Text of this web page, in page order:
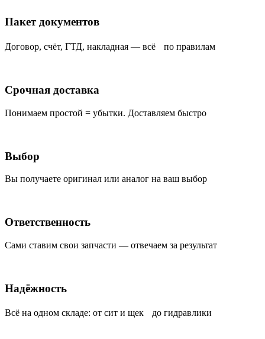
Пакет документов
Договор, счёт, ГТД, накладная — всё по правилам
Срочная доставка
Понимаем простой = убытки. Доставляем быстро
Выбор
Вы получаете оригинал или аналог на ваш выбор
Ответственность
Сами ставим свои запчасти — отвечаем за результат
Надёжность
Всё на одном складе: от сит и щек до гидравлики